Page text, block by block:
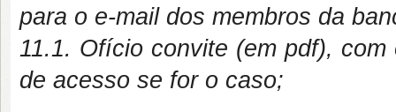
para o e-mail dos membros da
11.1. Ofício convite (em pdf),
de acesso se for o caso;